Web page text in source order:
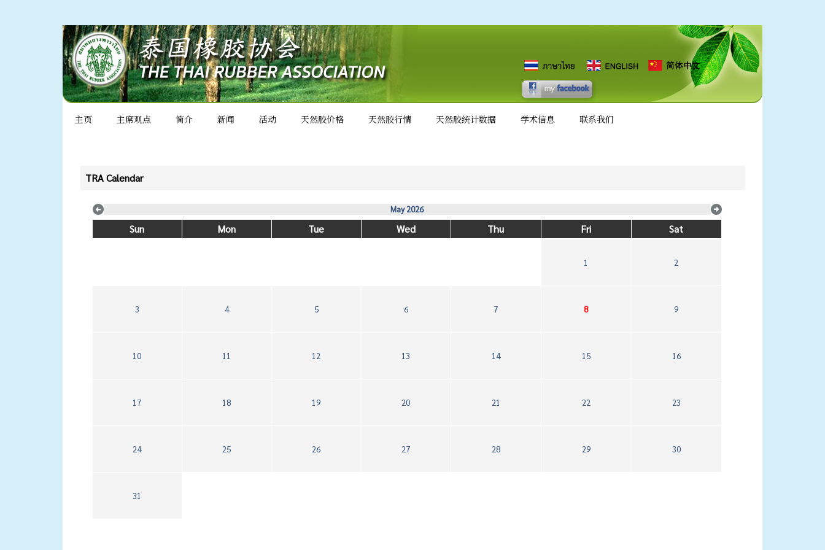
主页 主席观点 简介 新闻 活动 天然胶价格 天然胶行情 天然胶统计数据 学术信息 联系我们
TRA Calendar
May 2026
Sun Mon Tue Wed Thu Fri Sat
1 2
3 4 5 6 7 8 9
10 11 12 13 14 15 16
17 18 19 20 21 22 23
24 25 26 27 28 29 30
31